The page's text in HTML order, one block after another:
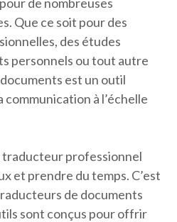
Que ce soit pour des
des études
personnels ou tout autre
est un outil
à l’échelle
traducteur professionnel
et prendre du temps. C’est
de documents
sont conçus pour offrir